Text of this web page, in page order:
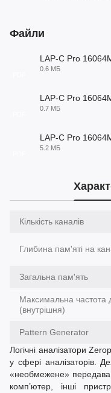
Файли
LAP-C Pro
0.6 МБ
LAP-C Pro
0.7 МБ
LAP-C Pro
5.2 МБ
Кількість каналів
Глибина пам'яті на
Загальна пам'ять
Максимальна частота
(внутрішня)
Pattern Generator
Логічні аналізатори
у сфері аналізаторів.
«необмежене»
комп’ютер, інші